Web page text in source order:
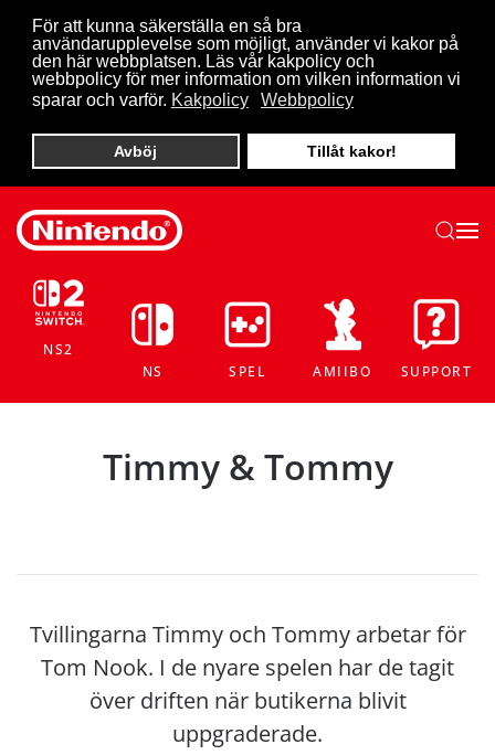
För att kunna säkerställa en så bra
användarupplevelse som möjligt, använder vi kakor på
den här webbplatsen. Läs vår kakpolicy och
webbpolicy för mer information om vilken information vi
sparar och varför. Kakpolicy Webbpolicy
Avböj Tillåt kakor!
Skip to main content
NS2
NS
SPEL AMIIBO SUPPORT
Timmy & Tommy
Tvillingarna Timmy och Tommy arbetar för
Tom Nook. I de nyare spelen har de tagit
över driften när butikerna blivit
uppgraderade.